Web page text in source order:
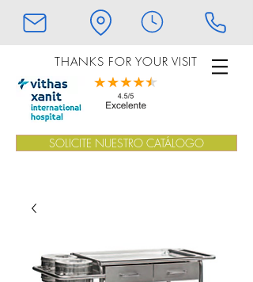
THANKS FOR YOUR VISIT
SOLICITE NUESTRO CATÁLOGO